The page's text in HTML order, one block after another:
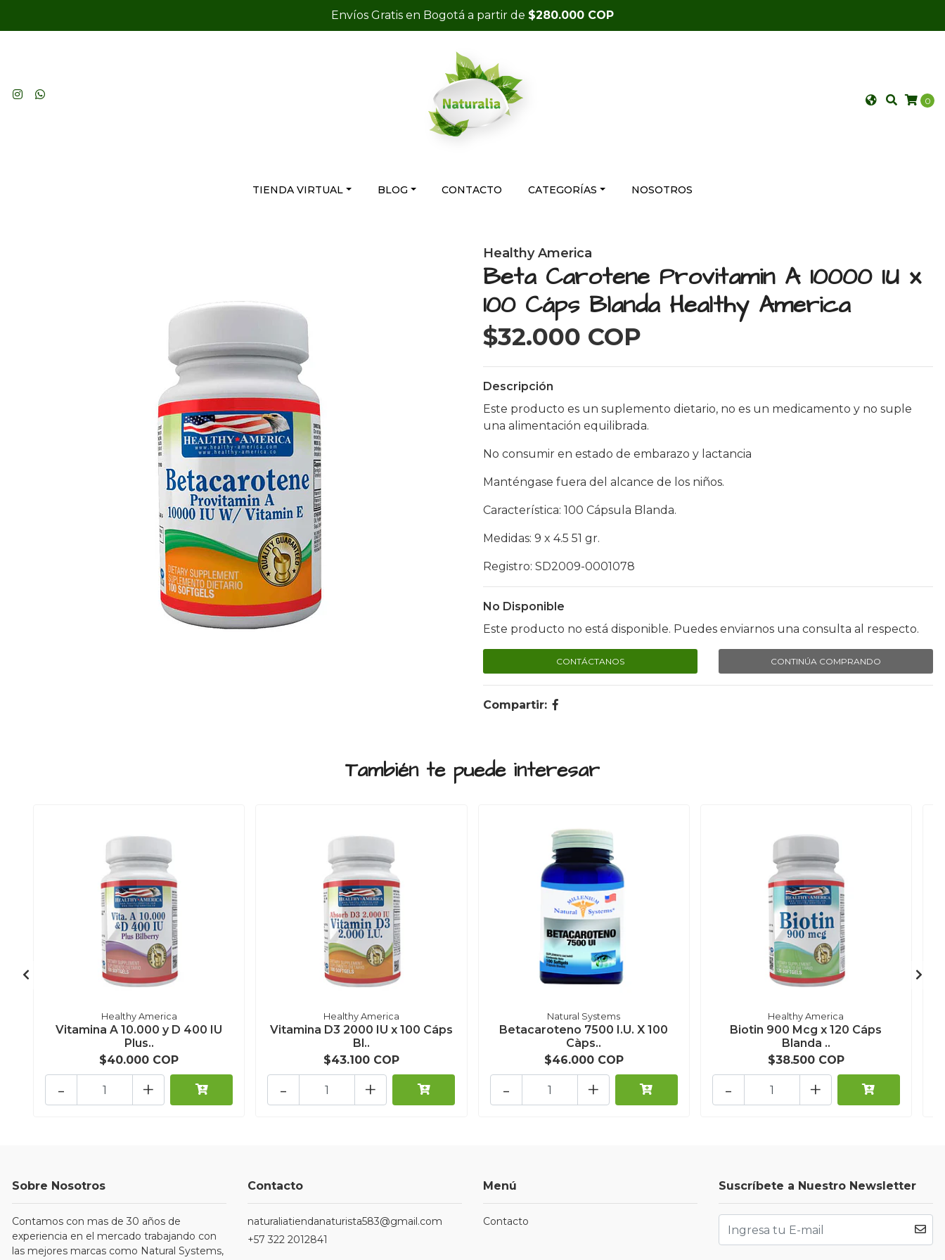
Envíos Gratis en Bogotá a partir de $280.000 COP
0
TIENDA VIRTUAL BLOG CONTACTO CATEGORÍAS NOSOTROS
Healthy America
Beta Carotene Provitamin A 10000 IU x
100 Cáps Blanda Healthy America
$32.000 COP
Descripción
Este producto es un suplemento dietario, no es un medicamento y no suple
una alimentación equilibrada.
No consumir en estado de embarazo y lactancia
Manténgase fuera del alcance de los niños.
Característica: 100 Cápsula Blanda.
Medidas: 9 x 4.5 51 gr.
Registro: SD2009-0001078
No Disponible
Este producto no está disponible. Puedes enviarnos una consulta al respecto.
CONTÁCTANOS CONTINÚA COMPRANDO
Compartir:
También te puede interesar
Healthy America
Vitamina A 10.000 y D 400 IU
Plus..
$40.000 COP
+
-
Healthy America
Vitamina D3 2000 IU x 100 Cáps
Bl..
$43.100 COP
+
-
Natural Systems
Betacaroteno 7500 I.U. X 100
Càps..
$46.000 COP
+
-
Healthy America
Biotin 900 Mcg x 120 Cáps
Blanda ..
$38.500 COP
+
-
Sobre Nosotros
Contamos con mas de 30 años de
experiencia en el mercado trabajando con
las mejores marcas como Natural Systems,
Contacto
naturaliatiendanaturista583@gmail.com
+57 322 2012841
Menú
Contacto
Suscríbete a Nuestro Newsletter